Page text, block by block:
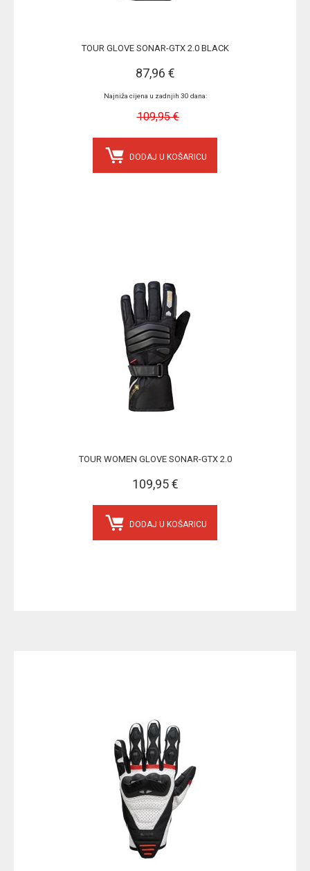
TOUR GLOVE SONAR-GTX 2.0 BLACK
87,96 €
Najniža cijena u zadnjih 30 dana:
109,95 €
DODAJ U KOŠARICU
TOUR WOMEN GLOVE SONAR-GTX 2.0
109,95 €
DODAJ U KOŠARICU